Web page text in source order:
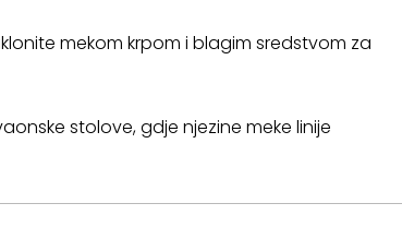
mekom krpom i blagim sredstvom za
stolove, gdje njezine meke linije